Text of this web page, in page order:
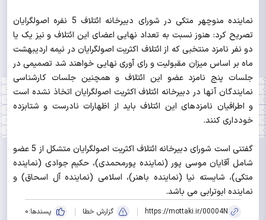
نماینده منوچهر متکی در شورای دبیرخانه ائتلاف 5 نفره اصولگرایان
تصریح کرد: هنوز نسبت به تعداد نهایی اعضای این ائتلاف و نیز یک یا
دو نفر نامزد منتخبی که از ائتلاف اکثریت اصولگرایان در نیمه اردیبهشت
ماه بر اساس میزان مقبولیت و رای آوری نهایی خواهند شد تصمیمی در
جلسات پنج نامزد عضو این ائتلاف و همچنین جلسات کارشناسی
نمایندگان آنها در دبیرخانه ائتلاف اکثریت اصولگرایان اتخاذ نشده است
و اطرافیان نامزدهای این ائتلاف باید از اظهارات نادرست و شتابزده
خودداری کنند.
گفتنی است شورای دبیرخانه ائتلاف اکثریت اصولگرایان متشکل از 5 عضو
شامل آقایان موسی پور (نماینده پورمحمدی)، حکیم جوادی (نماینده
متکی)، شایسته نیا (نماینده باهنر)، اسلامی (نماینده آل اسحاق) و
نماینده ابوترابی می باشد.
https://mottaki.ir/00004N گزارش خطا پسندها:0